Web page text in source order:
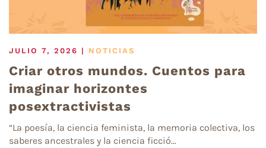
JULIO 7, 2026 | NOTICIAS
Criar otros mundos. Cuentos para
imaginar horizontes
posextractivistas
“La poesía, la ciencia feminista, la memoria colectiva, los
saberes ancestrales y la ciencia ficció…